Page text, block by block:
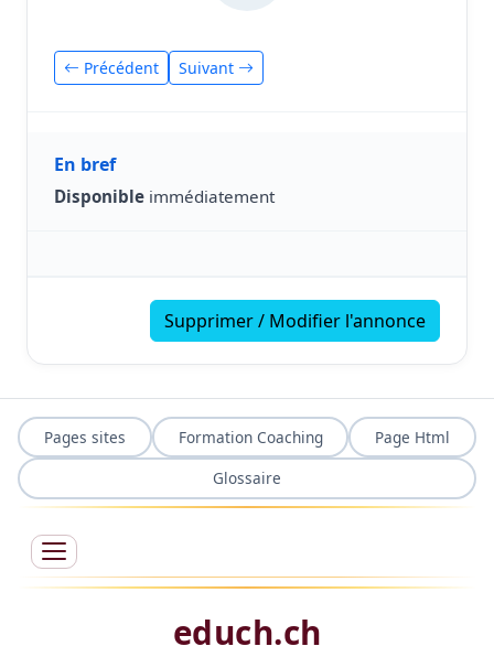
Précédent Suivant
En bref
Disponible immédiatement
Supprimer / Modifier l'annonce
Pages sites Formation Coaching
Page Html
Glossaire
educh.ch